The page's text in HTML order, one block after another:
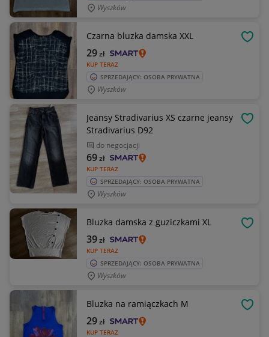
Wyszków
Czarna bluzka damska XXL
KUP TERAZ
29zł
SPRZEDAJĄCY: OSOBA PRYWATNA
Wyszków
Jeansy Stradivarius XS czarne jeansy
Stradivarius D92
do negocjacji
KUP TERAZ
69zł
SPRZEDAJĄCY: OSOBA PRYWATNA
Wyszków
Bluzka damska z guziczkami XL
KUP TERAZ
39zł
SPRZEDAJĄCY: OSOBA PRYWATNA
Wyszków
Bluzka na ramiączkach M
KUP TERAZ
29zł